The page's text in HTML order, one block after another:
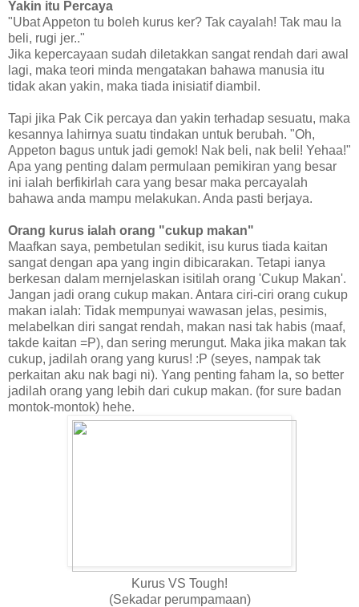
Yakin itu Percaya
"Ubat Appeton tu boleh kurus ker? Tak cayalah! Tak mau la
beli, rugi jer.."
Jika kepercayaan sudah diletakkan sangat rendah dari awal
lagi, maka teori minda mengatakan bahawa manusia itu
tidak akan yakin, maka tiada inisiatif diambil.
Tapi jika Pak Cik percaya dan yakin terhadap sesuatu, maka
kesannya lahirnya suatu tindakan untuk berubah. "Oh,
Appeton bagus untuk jadi gemok! Nak beli, nak beli! Yehaa!"
Apa yang penting dalam permulaan pemikiran yang besar
ini ialah berfikirlah cara yang besar maka percayalah
bahawa anda mampu melakukan. Anda pasti berjaya.
Orang kurus ialah orang "cukup makan"
Maafkan saya, pembetulan sedikit, isu kurus tiada kaitan
sangat dengan apa yang ingin dibicarakan. Tetapi ianya
berkesan dalam mernjelaskan isitilah orang 'Cukup Makan'.
Jangan jadi orang cukup makan. Antara ciri-ciri orang cukup
makan ialah: Tidak mempunyai wawasan jelas, pesimis,
melabelkan diri sangat rendah, makan nasi tak habis (maaf,
takde kaitan =P), dan sering merungut. Maka jika makan tak
cukup, jadilah orang yang kurus! :P (seyes, nampak tak
perkaitan aku nak bagi ni). Yang penting faham la, so better
jadilah orang yang lebih dari cukup makan. (for sure badan
montok-montok) hehe.
Kurus VS Tough!
(Sekadar perumpamaan)